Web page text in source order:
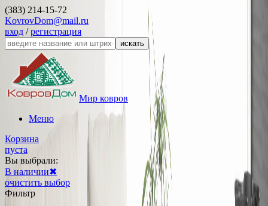
(383) 214-15-72
KovrovDom@mail.ru
вход /регистрация
искать
Мир ковров
Меню
Корзина
пуста
Вы выбрали:
В наличии✖
очистить выбор
Фильтр